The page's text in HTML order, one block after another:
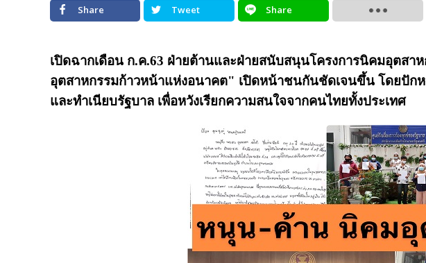
Share Tweet Share
เปิดฉากเดือน ก.ค.63 ฝ่ายต้านและฝ่ายสนับสนุนโครงการนิคมอุตสา
อุตสาหกรรมก้าวหน้าแห่งอนาคต" เปิดหน้าชนกันชัดเจนขึ้น โดยปักห
และทำเนียบรัฐบาล เพื่อหวังเรียกความสนใจจากคนไทยทั้งประเทศ